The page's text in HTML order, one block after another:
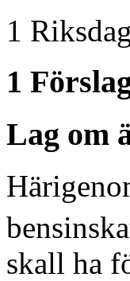
1
1
Lag om
skall ha